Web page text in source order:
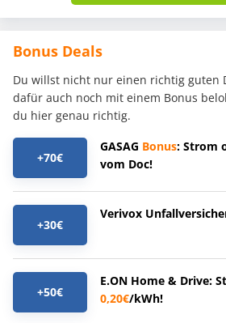
Bonus Deals
Du willst nicht nur einen richtig guten
dafür auch noch mit einem Bonus
du hier genau richtig.
+70€
GASAG Bonus: Strom
vom Doc!
+30€
Verivox
+50€
E.ON Home & Drive:
0,20€/kWh!